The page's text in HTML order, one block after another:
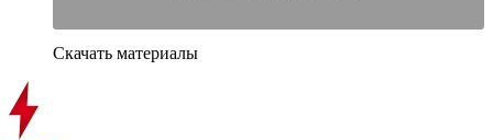
Скачать материалы